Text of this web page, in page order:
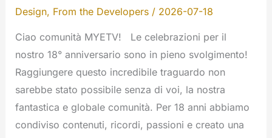
Design, From the Developers/ 2026-07-18
Ciao comunità MYETV! Le celebrazioni per il
nostro 18° anniversario sono in pieno svolgimento!
Raggiungere questo incredibile traguardo non
sarebbe stato possibile senza di voi, la nostra
fantastica e globale comunità. Per 18 anni abbiamo
condiviso contenuti, ricordi, passioni e creato una